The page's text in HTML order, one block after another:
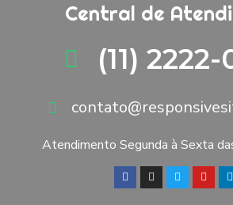
Central de
(11)
Atendimento Segunda à Sexta